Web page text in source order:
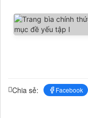
Chia sẻ: Facebook